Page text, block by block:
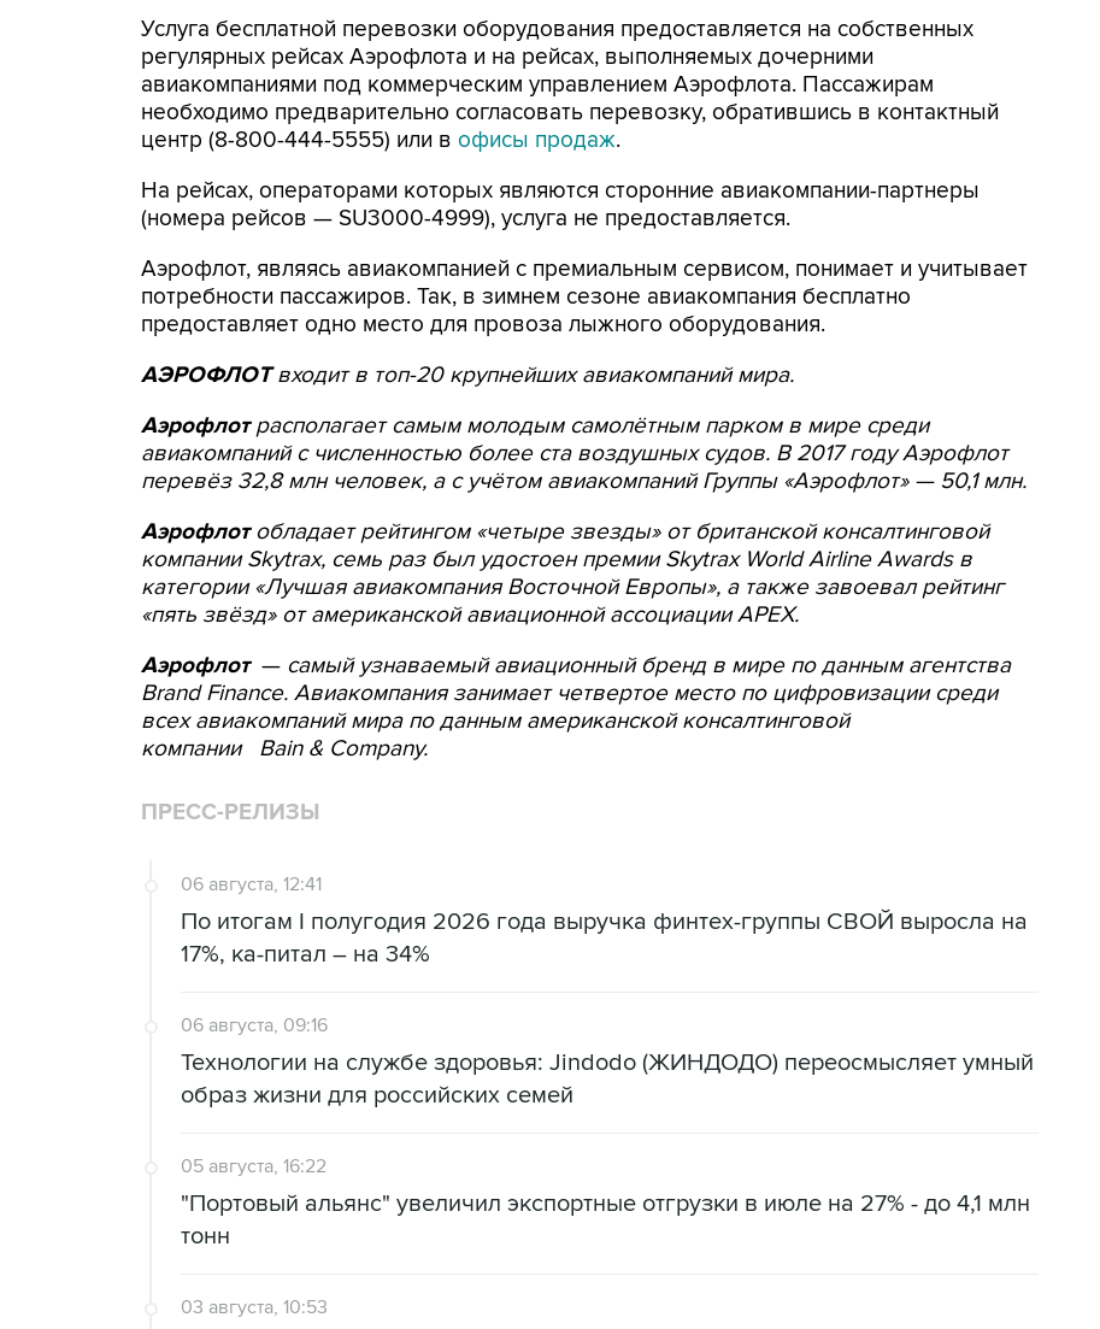
Услуга бесплатной перевозки оборудования предоставляется на собственных
регулярных рейсах Аэрофлота и на рейсах, выполняемых дочерними
авиакомпаниями под коммерческим управлением Аэрофлота. Пассажирам
необходимо предварительно согласовать перевозку, обратившись в контактный
центр (8-800-444-5555) или в офисы продаж.
На рейсах, операторами которых являются сторонние авиакомпании-партнеры
(номера рейсов — SU3000-4999), услуга не предоставляется.
Аэрофлот, являясь авиакомпанией с премиальным сервисом, понимает и учитывает
потребности пассажиров. Так, в зимнем сезоне авиакомпания бесплатно
предоставляет одно место для провоза лыжного оборудования.
АЭРОФЛОТвходит в топ-20 крупнейших авиакомпаний мира.
Аэрофлотрасполагает самым молодым самолётным парком в мире среди
авиакомпаний с численностью более ста воздушных судов. В 2017 году Аэрофлот
перевёз 32,8 млн человек, а с учётом авиакомпаний Группы «Аэрофлот» — 50,1 млн.
Аэрофлотобладает рейтингом «четыре звезды» от британской консалтинговой
компании Skytrax, семь раз был удостоен премии Skytrax World Airline Awards в
категории «Лучшая авиакомпания Восточной Европы», а также завоевал рейтинг
«пять звёзд» от американской авиационной ассоциации APEX.
Аэрофлот — самый узнаваемый авиационный бренд в мире по данным агентства
Brand Finance. Авиакомпания занимает четвертое место по цифровизации среди
всех авиакомпаний мира по данным американской консалтинговой
компании Bain& Company.
ПРЕСС-РЕЛИЗЫ
06 августа, 12:41
По итогам I полугодия 2026 года выручка финтех-группы СВОЙ выросла на
17%, ка-питал – на 34%
06 августа, 09:16
Технологии на службе здоровья: Jindodo (ЖИНДОДО) переосмысляет умный
образ жизни для российских семей
05 августа, 16:22
"Портовый альянс" увеличил экспортные отгрузки в июле на 27% - до 4,1 млн
тонн
03 августа, 10:53